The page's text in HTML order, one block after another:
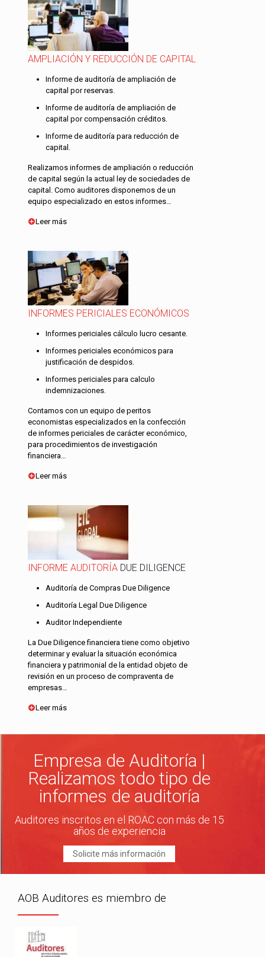
AMPLIACIÓN Y REDUCCIÓN DE CAPITAL
Informe de auditoría de ampliación de
capital por reservas.
Informe de auditoría de ampliación de
capital por compensación créditos.
Informe de auditoría para reducción de
capital.
Realizamos informes de ampliación o reducción
de capital según la actual ley de sociedades de
capital. Como auditores disponemos de un
equipo especializado en estos informes…
Leer más
INFORMES PERICIALES ECONÓMICOS
Informes periciales cálculo lucro cesante.
Informes periciales económicos para
justificación de despidos.
Informes periciales para calculo
indemnizaciones.
Contamos con un equipo de peritos
economistas especializados en la confección
de informes periciales de carácter económico,
para procedimientos de investigación
financiera…
Leer más
INFORME AUDITORÍA DUE DILIGENCE
Auditoría de Compras Due Diligence
Auditoría Legal Due Diligence
Auditor Independiente
La Due Diligence financiera tiene como objetivo
determinar y evaluar la situación económica
financiera y patrimonial de la entidad objeto de
revisión en un proceso de compraventa de
empresas…
Leer más
Empresa de Auditoría |
Realizamos todo tipo de
informes de auditoría
Auditores inscritos en el ROAC con más de 15
años de experiencia
Solicite más información
AOB Auditores es miembro de